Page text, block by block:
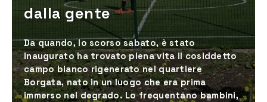
dalla gente
Da quando, lo scorso sabato, è stato
inaugurato ha trovato piena vita il cosiddetto
campo bianco rigenerato nel quartiere
Borgata, nato in un luogo che era prima
immerso nel degrado. Lo frequentano bambini,